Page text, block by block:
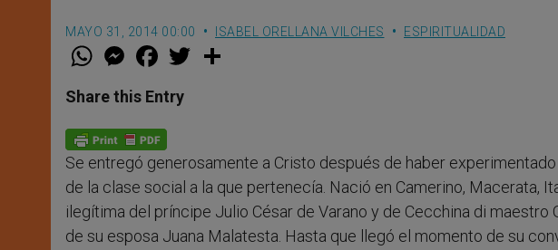
MAYO 31, 2014 00:00 ISABEL ORELLANA VILCHES ESPIRITUALIDAD
W
t
s
p
p
M
e
s
e
g
e
r
F
a
e
b
o
k
w
Share this Entry
Se entregó generosamente a Cristo después de haber
de la clase social a la que pertenecía. Nació en Camerino, Macerata,
ilegítima del príncipe Julio César de Varano y de Cecchina di maestro
de su esposa Juana Malatesta. Hasta que llegó el momento de su